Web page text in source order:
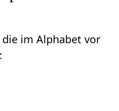
im Alphabet vor